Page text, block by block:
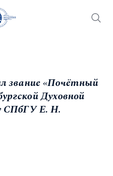
звание «Почётный
Духовной
СПбГУ Е. Н.